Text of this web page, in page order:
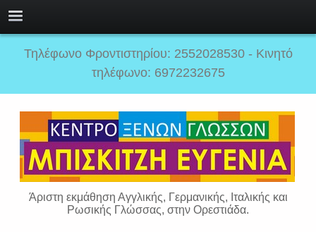
Τηλέφωνο Φροντιστηρίου: 2552028530 - Κινητό
τηλέφωνο: 6972232675
Άριστη εκμάθηση Αγγλικής, Γερμανικής, Ιταλικής και
Ρωσικής Γλώσσας, στην Ορεστιάδα.